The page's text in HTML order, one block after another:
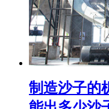
制造沙子的